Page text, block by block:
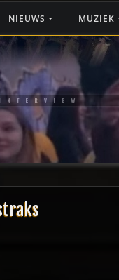
NIEUWS MUZIEK